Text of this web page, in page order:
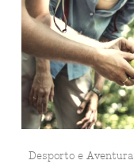
Desporto e Aventura